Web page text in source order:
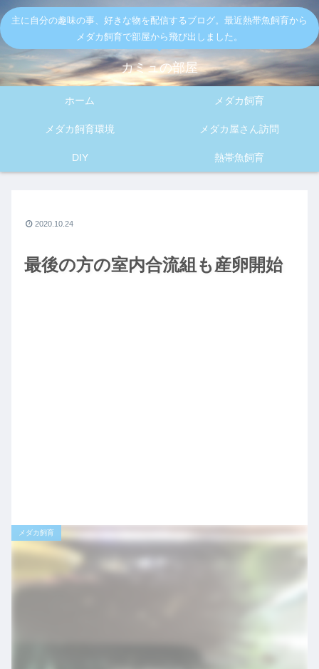
主に自分の趣味の事、好きな物を配信するブログ。最近熱帯魚飼育から
メダカ飼育で部屋から飛び出しました。
カミュの部屋
ホーム メダカ飼育
メダカ飼育環境 メダカ屋さん訪問
DIY 熱帯魚飼育
最後の方の室内合流組も産卵開始
メダカ飼育
2020.10.24